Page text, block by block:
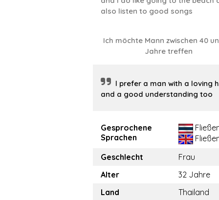
also listen to good songs
Ich möchte Mann zwischen 40
Jahre treffen
l prefer a man with a loving
and a good understanding too
Gesprochene
Sprachen
Geschlecht
Frau
Alter
32 Jahre
Land
Thailand